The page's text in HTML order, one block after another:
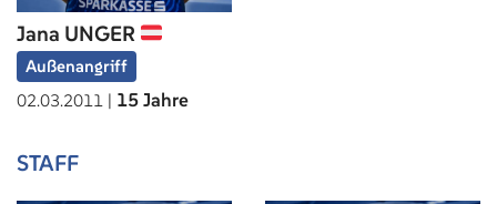
Jana UNGER
Außenangriff
02.03.2011 | 15 Jahre
STAFF